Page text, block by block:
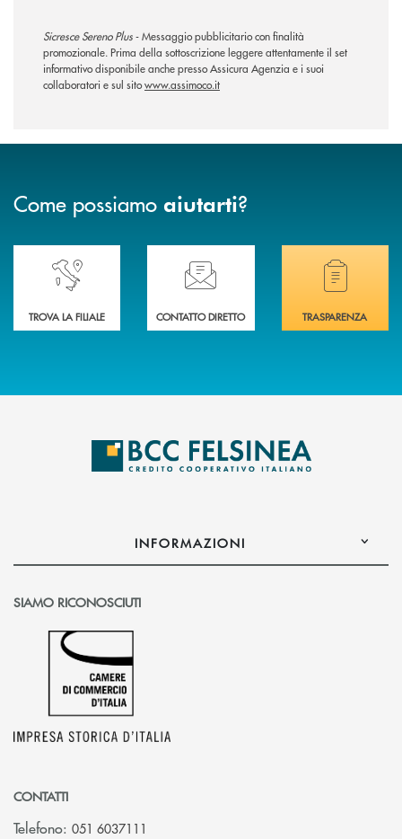
Sicresce Sereno Plus- Messaggio pubblicitario con finalità
promozionale. Prima della sottoscrizione leggere attentamente il set
informativo disponibile anche presso Assicura Agenzia e i suoi
collaboratori e sul sitowww.assimoco.it
Come possiamo aiutarti?
Accedi all' elenco completo delle nostre&nbsp; filiali .
TROVA LA FILIALE
Ti serve assistenza immediata? Contattaci!
CONTATTO DIRETTO
Hai bisogno di
TRASPARENZA
INFORMAZIONI
SIAMO RICONOSCIUTI
CONTATTI
Telefono: 051 6037111